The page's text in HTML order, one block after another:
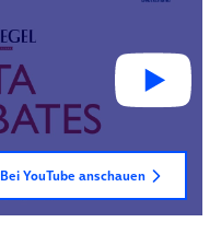
Bei YouTube anschauen